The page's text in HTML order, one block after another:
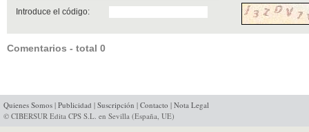
Introduce el código:
Comentarios - total 0
Quienes Somos | Publicidad | Suscripción | Contacto | Nota Legal
© CIBERSUR Edita CPS S.L. en Sevilla (España, UE)